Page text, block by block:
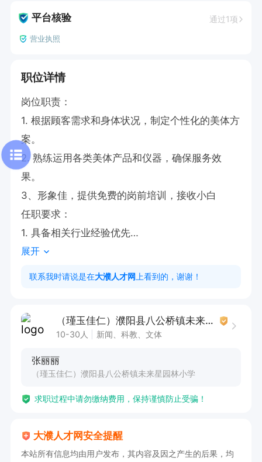
平台核验 通过1项
营业执照
职位详情
岗位职责：
1. 根据顾客需求和身体状况，制定个性化的美体方
案。
2. 熟练运用各类美体产品和仪器，确保服务效
果。
3、形象佳，提供免费的岗前培训，接收小白
任职要求：
1. 具备相关行业经验优先
2. 拥有良好的沟通能力和服务意识，能为顾客提
供优质体验。
展开
联系我时请说是在大濮人才网 上看到的，谢谢！
（瑾玉佳仁）濮阳县八公桥镇未来星园林小学
10-30人 新闻、科教、文体
张丽丽
（瑾玉佳仁）濮阳县八公桥镇未来星园林小学
求职过程中请勿缴纳费用，保持谨慎防止受骗！
大濮人才网安全提醒
本站所有信息均由用户发布，其内容及因之产生的后果，均